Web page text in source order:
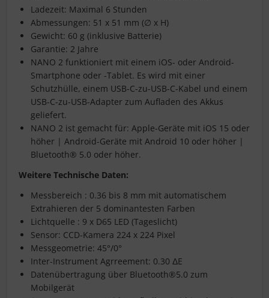
Ladezeit: Maximal 6 Stunden
Abmessungen: 51 x 51 mm (∅ x H)
Gewicht: 60 g (inklusive Batterie)
Garantie: 2 Jahre
NANO 2 funktioniert mit einem iOS- oder Android-
Smartphone oder -Tablet. Es wird mit einer
Schutzhülle, einem USB-C-zu-USB-C-Kabel und einem
USB-C-zu-USB-Adapter zum Aufladen des Akkus
geliefert.
NANO 2 ist gemacht für: Apple-Geräte mit iOS 15 oder
höher | Android-Geräte mit Android 10 oder höher |
Bluetooth® 5.0 oder höher.
Weitere Technische Daten:
Messbereich : 0.36 bis 8 mm mit automatischem
Extrahieren der 5 dominantesten Farben
Lichtquelle : 9 x D65 LED (Tageslicht)
Sensor: CCD-Kamera 224 x 224 Pixel
Messgeometrie: 45°/0°
Inter-Instrument Agrreement: 0.30 ΔE
Datenübertragung über Bluetooth®5.0 zum
Mobilgerät